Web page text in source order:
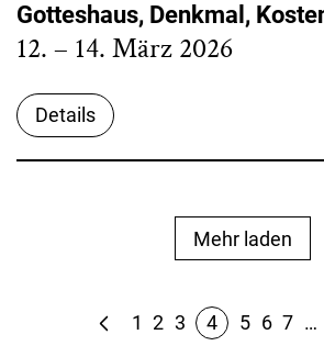
Gotteshaus, Denkmal,
12. – 14. März 2026
Details
Mehr laden
1 2 3 4 5 6 7 …